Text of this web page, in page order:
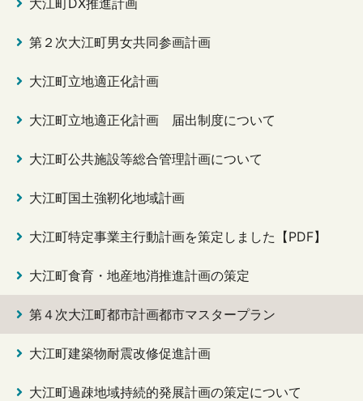
第２次大江町男女共同参画計画
大江町立地適正化計画
大江町立地適正化計画 届出制度について
大江町公共施設等総合管理計画について
大江町国土強靭化地域計画
大江町特定事業主行動計画を策定しました【PDF】
大江町食育・地産地消推進計画の策定
第４次大江町都市計画都市マスタープラン
大江町建築物耐震改修促進計画
大江町過疎地域持続的発展計画の策定について